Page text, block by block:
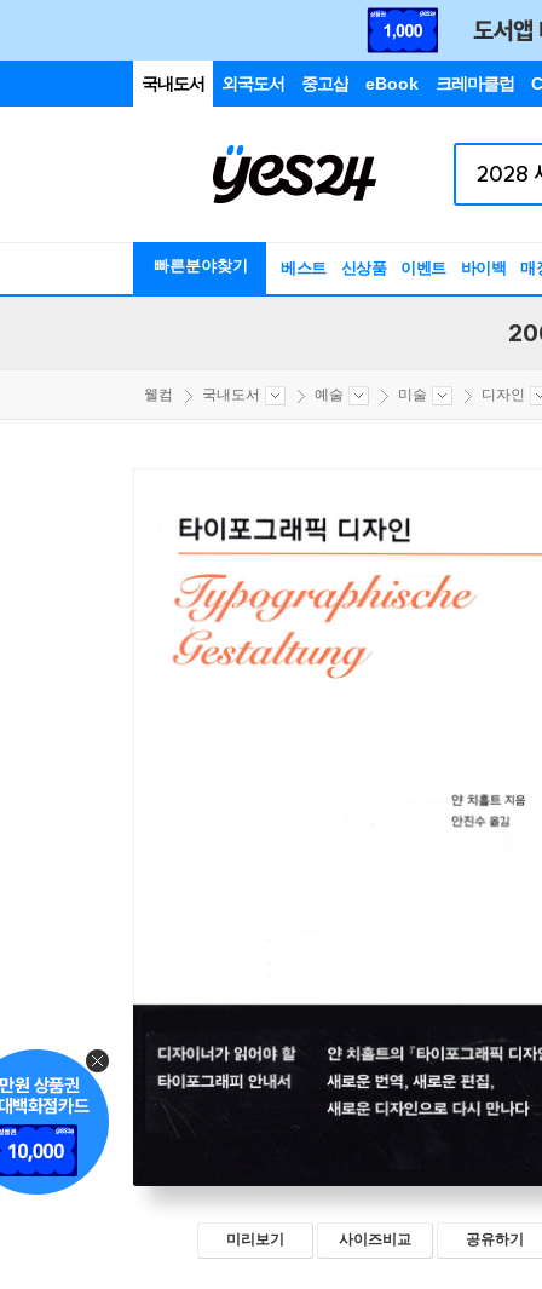
국내도서 외국도서 중고샵 eBook 크레마클럽
빠른분야찾기 베스트 신상품 이벤트 바이백 매
웰컴 국내도서 예술 미술 디자인
미리보기 사이즈비교 공유하기